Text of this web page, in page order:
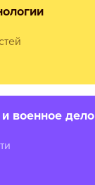
и военное дело